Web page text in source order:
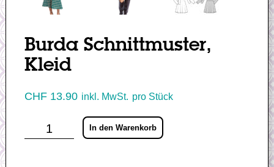
Burda Schnittmuster,
Kleid
CHF13.90 inkl. MwSt. pro Stück
Schnittmuster,
Kleid
In den Warenkorb